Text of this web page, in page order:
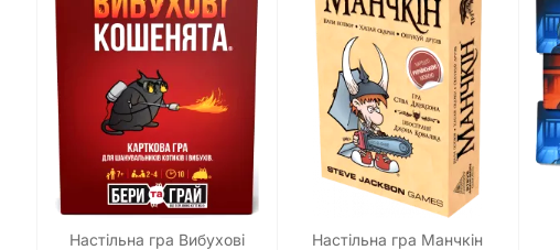
Настільна гра Вибухові
Настільна гра Манчкін